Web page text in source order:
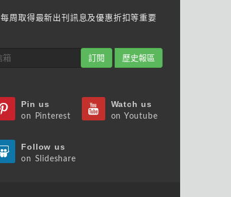
每周取得最新出刊訊息及優惠折扣等重要
訂閱 歷史報區
Pin us
on Pinterest
Watch us
on Youtube
Follow us
on Slideshare